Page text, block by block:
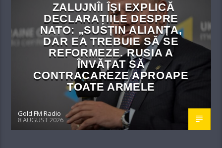
ZALUJNÎI ÎȘI EXPLICĂ
DECLARAȚIILE DESPRE
NATO: „SUSȚIN ALIANȚA,
DAR EA TREBUIE SĂ SE
REFORMEZE. RUSIA A
ÎNVĂȚAT SĂ
CONTRACAREZE APROAPE
TOATE ARMELE
Gold FM Radio
8 AUGUST 2026